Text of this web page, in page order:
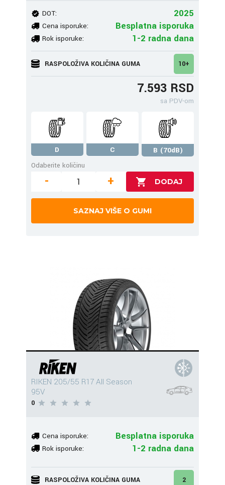
DOT: 2025
Cena isporuke: Besplatna isporuka
Rok isporuke: 1-2 radna dana
RASPOLOŽIVA KOLIČINA GUMA 10+
7.593 RSD
sa PDV-om
D C
B (70dB)
Odaberite količinu
- +
SAZNAJ VIŠE O GUMI
RIKEN 205/55 R17 All Season
95V
0
Cena isporuke: Besplatna isporuka
Rok isporuke: 1-2 radna dana
RASPOLOŽIVA KOLIČINA GUMA 2